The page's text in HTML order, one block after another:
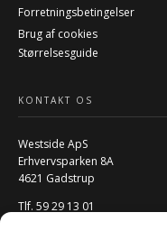
Forretningsbetingelser
Brug af cookies
Størrelsesguide
KONTAKT OS
Westside ApS
Erhvervsparken 8A
4621 Gadstrup
Tlf. 59 29 13 01